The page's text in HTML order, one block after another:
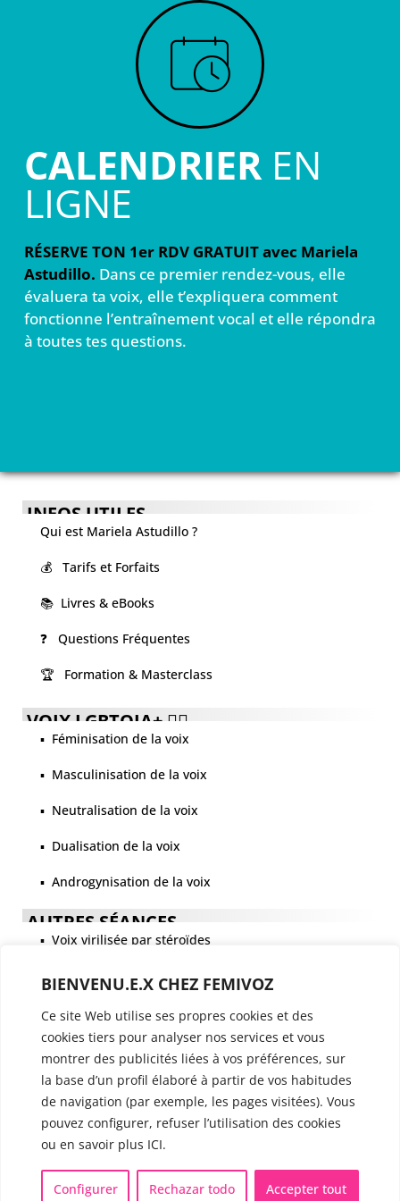
BIENVENU.E.X CHEZ FEMIVOZ
Ce site Web utilise ses propres cookies et des
cookies tiers pour analyser nos services et vous
montrer des publicités liées à vos préférences, sur
la base d’un profil élaboré à partir de vos habitudes
de navigation (par exemple, les pages visitées). Vous
pouvez configurer, refuser l’utilisation des cookies
ou en savoir plus ICI.
Configurer Rechazar todo Accepter tout
CALENDRIEREN
LIGNE
RÉSERVE TON 1er RDV GRATUIT avec Mariela
Astudillo. Dans ce premier rendez-vous, elle
évaluera ta voix, elle t’expliquera comment
fonctionne l’entraînement vocal et elle répondra
à toutes tes questions.
INFOS UTILES
Qui est Mariela Astudillo ?
💰 Tarifs et Forfaits
📚 Livres & eBooks
❓ Questions Fréquentes
🏆 Formation & Masterclass
VOIX LGBTQIA+ 🏳️‍🌈
▪️ Féminisation de la voix
▪️ Masculinisation de la voix
▪️ Neutralisation de la voix
▪️ Dualisation de la voix
▪️ Androgynisation de la voix
AUTRES SÉANCES
▪️ Voix virilisée par stéroïdes
▪️ Modification de l’accent
▪️ Caractérisation de la voix
🟥 CHIRURGIE : la Glottoplastie
CONTACT & RDV
✅Prendre RDV en ligne
WhatsApp : +34 625 14 46 47
Email :
info@femivoz.com